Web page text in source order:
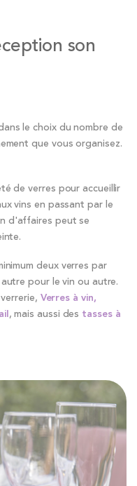
son
le choix du nombre de
que vous organisez.
de verres pour accueillir
vins en passant par le
d'affaires peut se
deux verres par
pour le vin ou autre.
Verres à vin,
, mais aussi des tasses à